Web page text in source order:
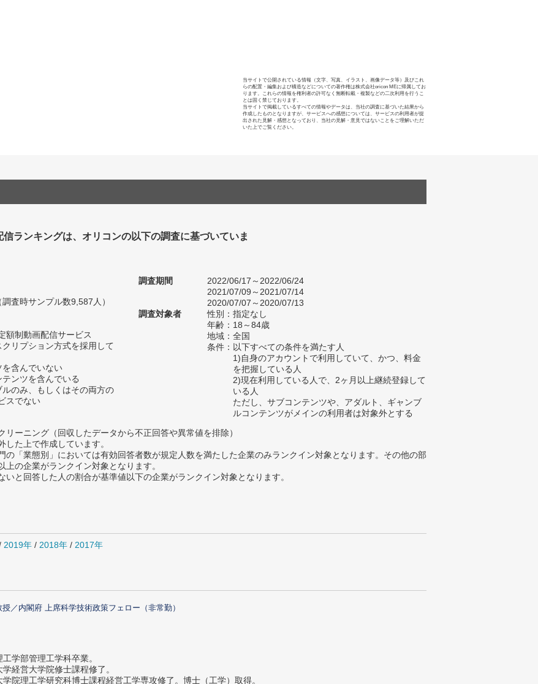
当サイトで公開されている情報（文字、写真、イラスト、画像データ等）及びこれ
らの配置・編集および構造などについての著作権は株式会社oricon MEに帰属してお
ります。これらの情報を権利者の許可なく無断転載・複製などの二次利用を行うこ
とは固く禁じております。
当サイトで掲載しているすべての情報やデータは、当社の調査に基づいた結果から
作成したものとなりますが、サービスへの感想については、サービスの利用者が提
出された見解・感想となっており、当社の見解・意見ではないことをご理解いただ
いた上でご覧ください。
信ランキングは、オリコンの以下の調査に基づいていま
査時サンプル数9,587人）
額制動画配信サービス
リプション方式を採用して
含んでいない
ンツを含んでいる
のみ、もしくはその両方の
スでない
調査期間
2022/06/17～2022/06/24
2021/07/09～2021/07/14
2020/07/07～2020/07/13
調査対象者
性別：指定なし
年齢：18～84歳
地域：全国
条件：以下すべての条件を満たす人
1)自身のアカウントで利用していて、かつ、料金
を把握している人
2)現在利用している人で、2ヶ月以上継続登録して
いる人
ただし、サブコンテンツや、アダルト、ギャンブ
ルコンテンツがメインの利用者は対象外とする
ーニング（回収したデータから不正回答や異常値を排除）
た上で作成しています。
「業態別」においては有効回答者数が規定人数を満たした企業のみランクイン対象となります。その他の部
の企業がランクイン対象となります。
と回答した人の割合が基準値以下の企業がランクイン対象となります。
2019年 / 2018年 / 2017年
／内閣府 上席科学技術政策フェロー（非常勤）
学部管理工学科卒業。
経営大学院修士課程修了。
院理工学研究科博士課程経営工学専攻修了。博士（工学）取得。